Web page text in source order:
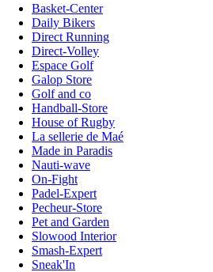
Basket-Center
Daily Bikers
Direct Running
Direct-Volley
Espace Golf
Galop Store
Golf and co
Handball-Store
House of Rugby
La sellerie de Maé
Made in Paradis
Nauti-wave
On-Fight
Padel-Expert
Pecheur-Store
Pet and Garden
Slowood Interior
Smash-Expert
Sneak'In